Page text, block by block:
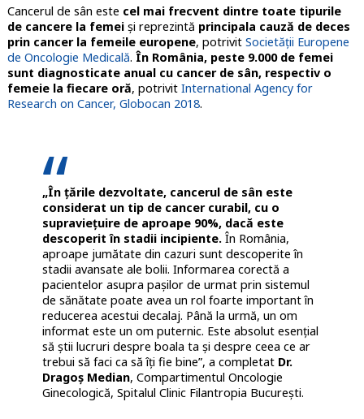
Cancerul de sân este cel mai frecvent dintre toate tipurile
de cancere la femeiși reprezintă principala cauză de deces
prin cancer la femeile europene, potrivit Societății Europene
de Oncologie Medicală. În România, peste 9.000 de femei
sunt diagnosticate anual cu cancer de sân, respectiv o
femeie la fiecare oră, potrivit International Agency for
Research on Cancer, Globocan 2018.
„În țările dezvoltate, cancerul de sân este
considerat un tip de cancer curabil, cu o
supraviețuire de aproape 90%, dacă este
descoperit în stadii incipiente.În România,
aproape jumătate din cazuri sunt descoperite în
stadii avansate ale bolii. Informarea corectă a
pacientelor asupra pașilor de urmat prin sistemul
de sănătate poate avea un rol foarte important în
reducerea acestui decalaj. Până la urmă, un om
informat este un om puternic. Este absolut esențial
să știi lucruri despre boala ta și despre ceea ce ar
trebui să faci ca să îți fie bine”, a completat Dr.
Dragoș Median, Compartimentul Oncologie
Ginecologică, Spitalul Clinic Filantropia București.